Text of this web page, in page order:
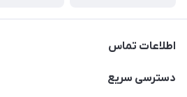
اطلاعات تماس
03538252575
دسترسی سریع